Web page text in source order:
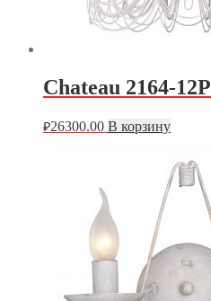
Chateau 2164-12P
₽26300.00 В корзину